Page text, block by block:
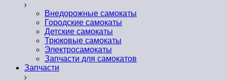
Внедорожные самокаты
Городские самокаты
Детские самокаты
Трюковые самокаты
Электросамокаты
Запчасти для самокатов
Запчасти